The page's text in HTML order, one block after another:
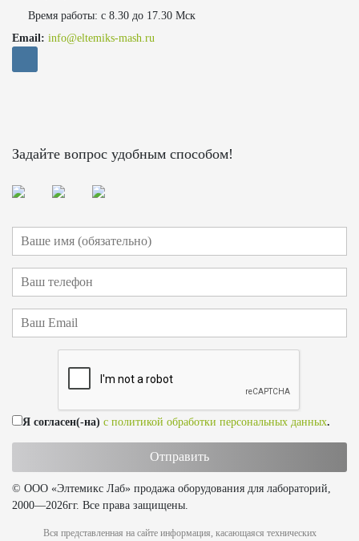
Время работы: с 8.30 до 17.30 Мск
Email: info@eltemiks-mash.ru
Задайте вопрос удобным способом!
Я согласен(-на) с политикой обработки персональных данных.
© ООО «Элтемикс Лаб» продажа оборудования для лабораторий,
2000—2026гг. Все права защищены.
Вся представленная на сайте информация, касающаяся технических